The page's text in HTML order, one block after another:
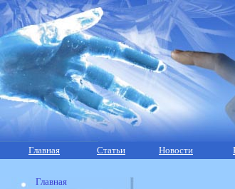
Главная Статьи Новости
Главная